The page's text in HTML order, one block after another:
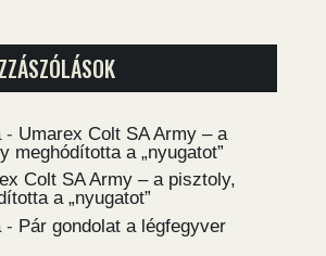
- Umarex Colt SA Army – a
meghódította a „nyugatot”
Colt SA Army – a pisztoly,
a „nyugatot”
- Pár gondolat a légfegyver